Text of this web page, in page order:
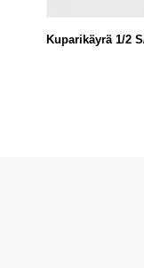
Kuparikäyrä 1/2